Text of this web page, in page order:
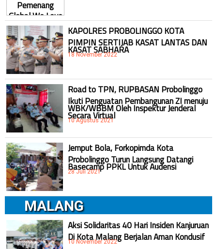
KAPOLRES PROBOLINGGO KOTA
PIMPIN SERTIJAB KASAT LANTAS DAN
KASAT SABHARA
18 November 2022
Road to TPN, RUPBASAN Probolinggo
Ikuti Penguatan Pembangunan ZI menuju
WBK/WBBM Oleh Inspektur Jenderal
Secara Virtual
10 Agustus 2021
Jemput Bola, Forkopimda Kota
Probolinggo Turun Langsung Datangi
Basecamp PPKL Untuk Audensi
28 Juli 2021
MALANG
Aksi Solidaritas 40 Hari Insiden Kanjuruan
Di Kota Malang Berjalan Aman Kondusif
10 November 2022